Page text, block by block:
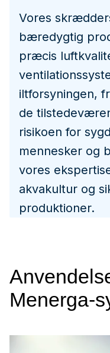
Vores
bæredygtig
præcis
iltforsyningen,
de
risikoen for
mennesker og
vores
akvakultur og
produktioner.
Menerga-
Private